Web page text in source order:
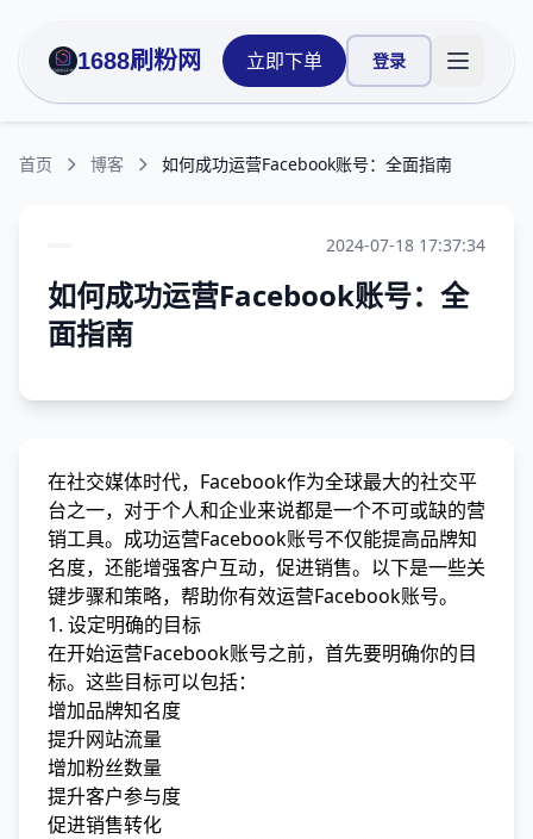
1688刷粉网 立即下单 登录 打开主
首页 博客 如何成功运营Facebook账号：全面指南
2024-07-18 17:37:34
如何成功运营Facebook账号：全
面指南
在社交媒体时代，Facebook作为全球最大的社交平
台之一，对于个人和企业来说都是一个不可或缺的营
销工具。成功运营Facebook账号不仅能提高品牌知
名度，还能增强客户互动，促进销售。以下是一些关
键步骤和策略，帮助你有效运营Facebook账号。
1. 设定明确的目标
在开始运营Facebook账号之前，首先要明确你的目
标。这些目标可以包括：
增加品牌知名度
提升网站流量
增加粉丝数量
提升客户参与度
促进销售转化